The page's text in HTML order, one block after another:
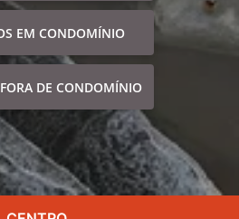
EM CONDOMÍNIO
DE CONDOMÍNIO